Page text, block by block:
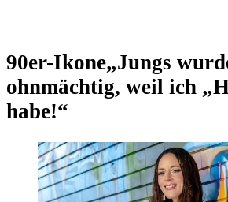
90er-Ikone„Jungs
ohnmächtig, weil ich
habe!“